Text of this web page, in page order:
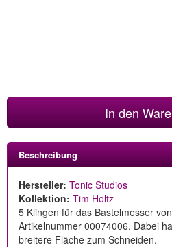
In den
Beschreibung
Hersteller: Tonic Studios
Kollektion: Tim Holtz
5 Klingen für das Bastelmesser
Artikelnummer 00074006. Dabei
breitere Fläche zum Schneiden.